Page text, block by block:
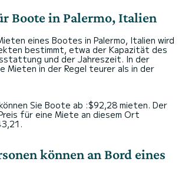
Boote in Palermo, Italien
eines Bootes in Palermo, Italien wird
bestimmt, etwa der Kapazität des
und der Jahreszeit. In der
Mieten in der Regel teurer als in der
Sie Boote ab :$92,28 mieten. Der
für eine Miete an diesem Ort
können an Bord eines